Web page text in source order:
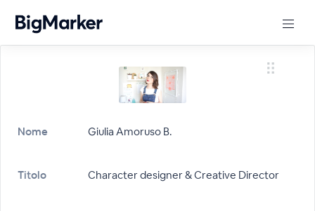
Nome Giulia Amoruso B.
Titolo Character designer & Creative Director